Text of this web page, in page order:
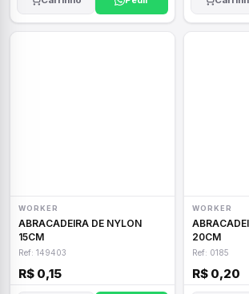
WORKER
ABRACADEIRA DE NYLON
15CM
Ref: 149403
R$ 0,15
WORKER
20CM
Ref: 0185
R$ 0,20